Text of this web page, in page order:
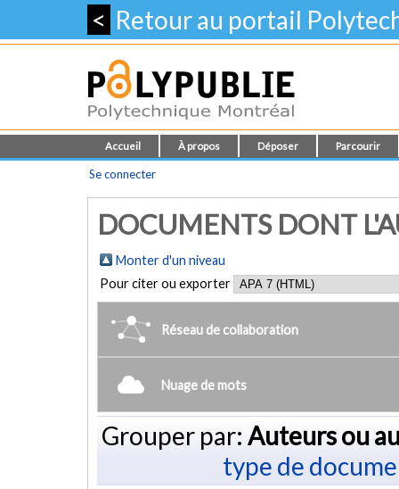
< Retour au portail
Accueil À propos Déposer Parcourir
Se connecter
DOCUMENTS DONT
Monter d'un niveau
Pour citer ou exporter
Réseau de collaboration
Nuage de mots
Grouper par: Auteurs ou
type de